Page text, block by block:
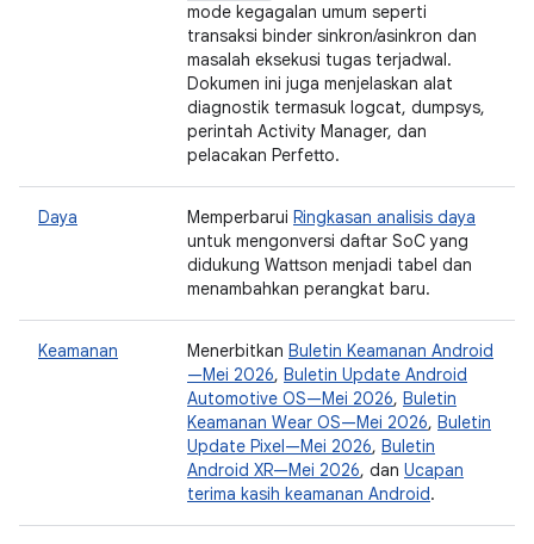
mode kegagalan umum seperti
transaksi binder sinkron/asinkron dan
masalah eksekusi tugas terjadwal.
Dokumen ini juga menjelaskan alat
diagnostik termasuk logcat, dumpsys,
perintah Activity Manager, dan
pelacakan Perfetto.
Daya Memperbarui Ringkasan analisis daya
untuk mengonversi daftar SoC yang
didukung Wattson menjadi tabel dan
menambahkan perangkat baru.
Keamanan Menerbitkan Buletin Keamanan Android
—Mei 2026, Buletin Update Android
Automotive OS—Mei 2026, Buletin
Keamanan Wear OS—Mei 2026, Buletin
Update Pixel—Mei 2026, Buletin
Android XR—Mei 2026, dan Ucapan
terima kasih keamanan Android.